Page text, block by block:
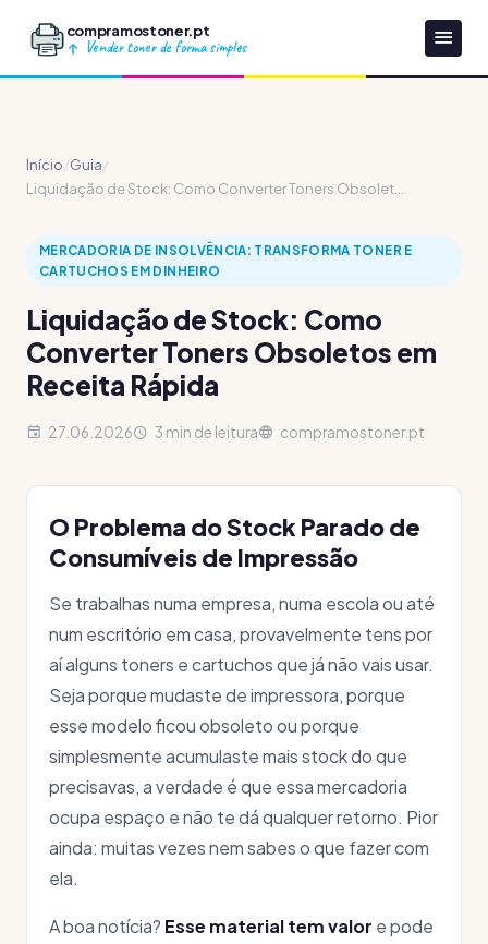
compramostoner.pt
Vender toner de forma simples
Início/Guia/
Liquidação de Stock: Como Converter Toners Obsolet...
MERCADORIA DE INSOLVÊNCIA: TRANSFORMA TONER E
CARTUCHOS EM DINHEIRO
Liquidação de Stock: Como
Converter Toners Obsoletos em
Receita Rápida
27.06.2026 3 min de leitura compramostoner.pt
O Problema do Stock Parado de
Consumíveis de Impressão
Se trabalhas numa empresa, numa escola ou até
num escritório em casa, provavelmente tens por
aí alguns toners e cartuchos que já não vais usar.
Seja porque mudaste de impressora, porque
esse modelo ficou obsoleto ou porque
simplesmente acumulaste mais stock do que
precisavas, a verdade é que essa mercadoria
ocupa espaço e não te dá qualquer retorno. Pior
ainda: muitas vezes nem sabes o que fazer com
ela.
A boa notícia? Esse material tem valor e pode